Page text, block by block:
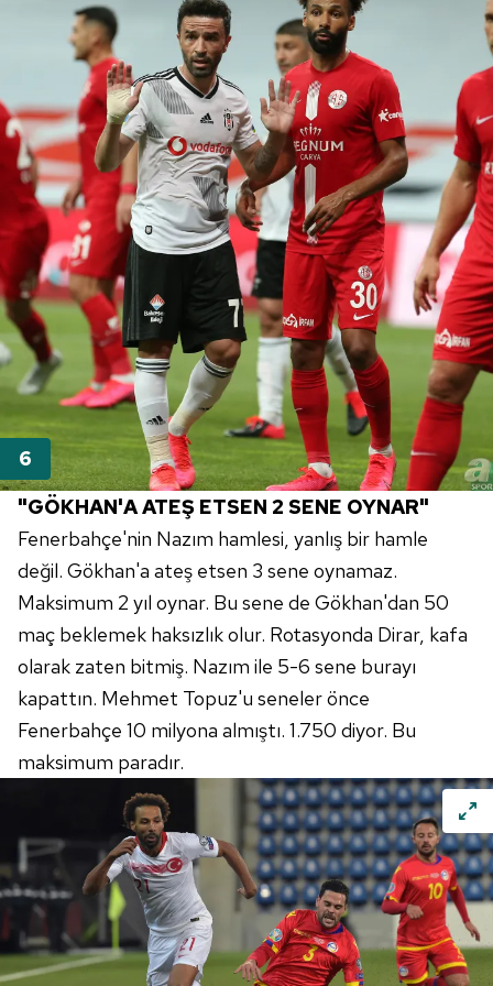
takdirde, kullanıcılara hedefli reklamlar
gösterilmeyecektir."
Sizlere daha iyi bir hizmet sunabilmek için İnternet
Sitemizde kendimize ve üçüncü kişilere ait çerezler
kullanılmaktadır. Bu çerezler vasıtasıyla çeşitli kişisel
verileriniz işlenmekte olup gerekli olan çerezler bilgi
toplumu hizmetlerinin sunulması amacıyla
kullanılmaktadır. Diğer çerezler, sitemizin daha işlevsel
kılınması ve kişiselleştirilmesi ve sizlere yönelik
reklam/pazarlama faaliyetlerinin yapılması, amaçlarıyla
sınırlı olarak açık rızanız dahilinde kullanılacaktır.
Çerezlere ilişkin tercihlerinizi aşağıda yer alan panel
vasıtasıyla belirleyebilirsiniz. Çerezlere ilişkin detaylı bilgi
için Ayarlar butonuna tıklayabilir,Çerez Bilgilendirme
Metnimizi
ziyaret edebilirsiniz.
6698 sayılı Kişisel Verilerin Korunması Kanunu uyarınca
hazırlanmış Aydınlatma Metnimizi okumak ve sitemizde
ilgili mevzuata uygun olarak kullanılan çerezlerle ilgili bilgi
almak için lütfen
tıklayınız
"GÖKHAN'A ATEŞ ETSEN 2 SENE OYNAR"
Fenerbahçe'nin Nazım hamlesi, yanlış bir hamle
değil. Gökhan'a ateş etsen 3 sene oynamaz.
Maksimum 2 yıl oynar. Bu sene de Gökhan'dan 50
maç beklemek haksızlık olur. Rotasyonda Dirar, kafa
olarak zaten bitmiş. Nazım ile 5-6 sene burayı
kapattın. Mehmet Topuz'u seneler önce
Fenerbahçe 10 milyona almıştı. 1.750 diyor. Bu
maksimum paradır.